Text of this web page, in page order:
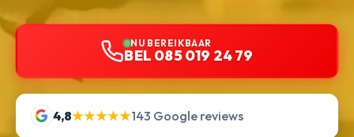
NU BEREIKBAAR
BEL 085 019 24 79
4,8★★★★★143 Google reviews